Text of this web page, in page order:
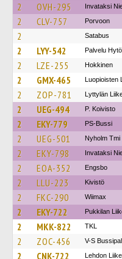
2 OVH-295 Invataksi
2 CLV-757 Porvoon
2 Satabus
2 LYY-542 Palvelu
2 LZE-255 Hokkinen
2 GMX-465 Luopioisten
2 ZOP-781 Lyttylän
2 UEG-494 P. Koivisto
2 EKY-779 PS-Bussi
2 UEG-501 Nyholm Tmi
2 EKY-798 Invataksi
2 EOA-352 Engsbo
2 LLU-223 Kivistö
2 FKC-290 Wiimax
2 EKY-722 Pukkilan
2 MKK-822 TKL
2 ZOC-456 V-S
2 CNK-722 Lehdon